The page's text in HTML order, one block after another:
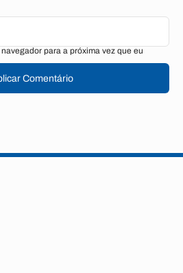
para a próxima vez que eu
Comentário